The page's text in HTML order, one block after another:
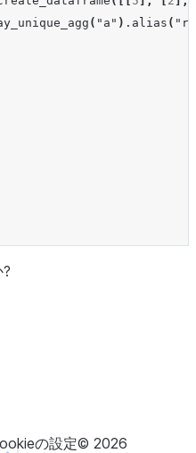
( "a" ) . alias (
の設定© 2026